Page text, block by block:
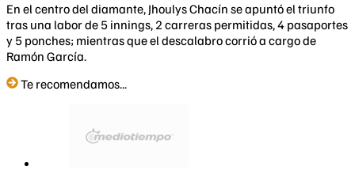
En el centro del diamante, Jhoulys Chacín se apuntó el triunfo
tras una labor de 5 innings, 2 carreras permitidas, 4 pasaportes
y 5 ponches; mientras que el descalabro corrió a cargo de
Ramón García.
Te recomendamos...